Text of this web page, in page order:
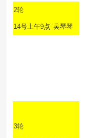
2轮
14号上午9点 吴琴琴
3轮